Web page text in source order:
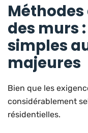
des murs
simples
majeures
Bien que les
considérablement
résidentielles.